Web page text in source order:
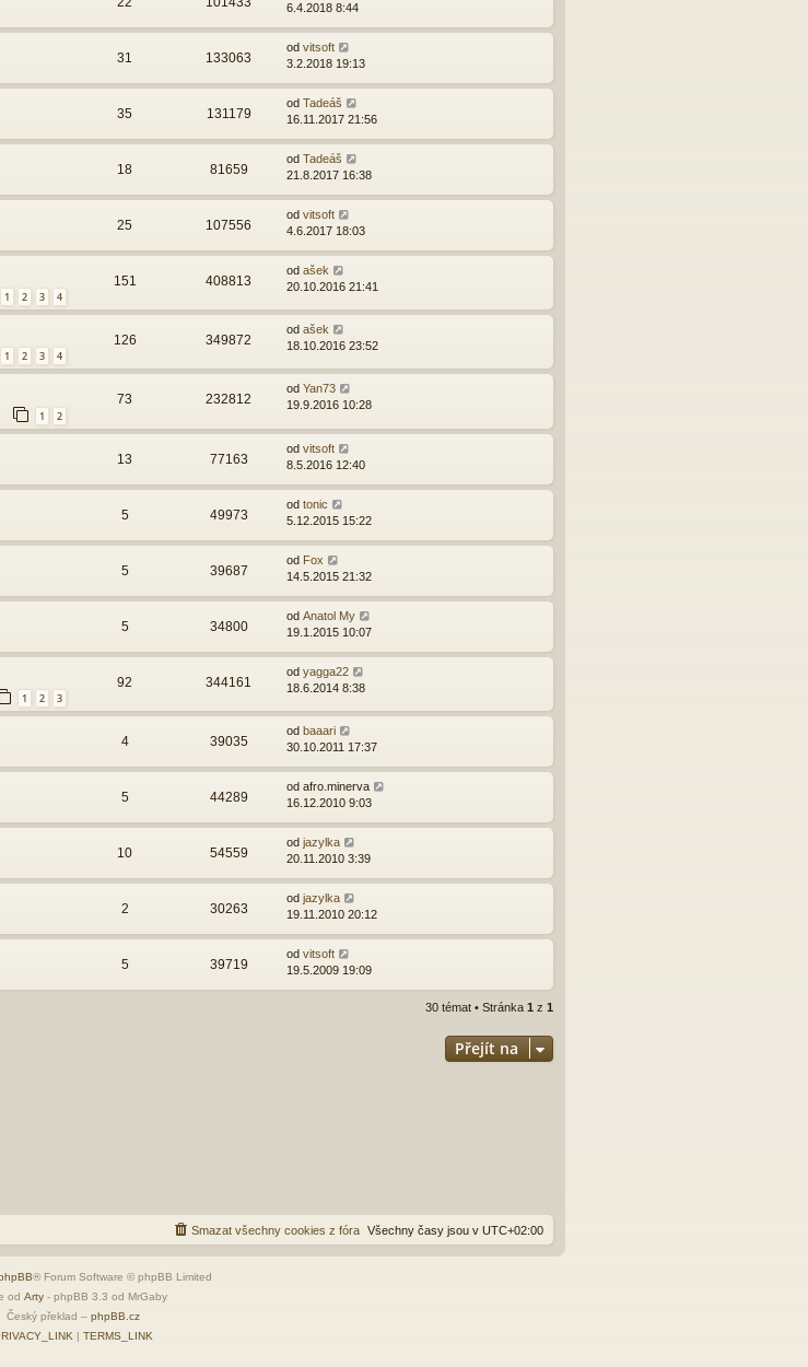
6.4.2018 8:44
31 133063
od vitsoft
3.2.2018 19:13
35 131179
od Tadeáš
16.11.2017 21:56
18 81659
od Tadeáš
21.8.2017 16:38
25 107556
od vitsoft
4.6.2017 18:03
1 2 3 4
151 408813
od ašek
20.10.2016 21:41
1 2 3 4
126 349872
od ašek
18.10.2016 23:52
1 2
73 232812
od Yan73
19.9.2016 10:28
13 77163
od vitsoft
8.5.2016 12:40
5 49973
od tonic
5.12.2015 15:22
5 39687
od Fox
14.5.2015 21:32
5 34800
od Anatol My
19.1.2015 10:07
1 2 3
92 344161
od yagga22
18.6.2014 8:38
4 39035
od baaari
30.10.2011 17:37
5 44289
od afro.minerva
16.12.2010 9:03
10 54559
od jazylka
20.11.2010 3:39
2 30263
od jazylka
19.11.2010 20:12
5 39719
od vitsoft
19.5.2009 19:09
30 témat • Stránka 1 z 1
Přejít na
Všechny časy jsou v UTC+02:00
Smazat všechny cookies z fóra
® Forum Software © phpBB Limited
od Arty - phpBB 3.3 od MrGaby
Český překlad – phpBB.cz
| TERMS_LINK